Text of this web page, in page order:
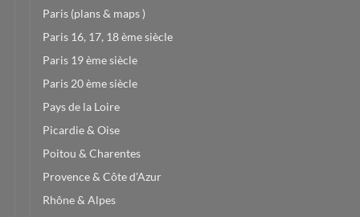
Paris (plans & maps )
Paris 16, 17, 18 ème siècle
Paris 19 ème siècle
Paris 20 ème siècle
Pays de la Loire
Picardie & Oise
Poitou & Charentes
Provence & Côte d'Azur
Rhône & Alpes